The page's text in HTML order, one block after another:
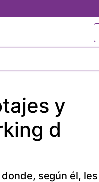
y
d
según él, les